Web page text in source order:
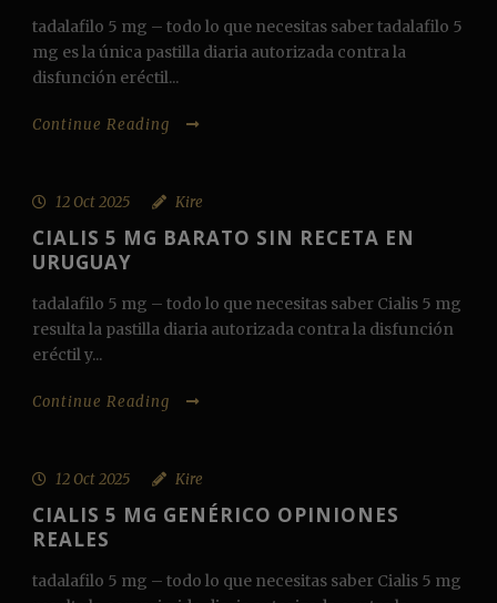
tadalafilo 5 mg – todo lo que necesitas saber tadalafilo 5
mg es la única pastilla diaria autorizada contra la
disfunción eréctil...
Continue Reading
12 Oct 2025 Kire
CIALIS 5 MG BARATO SIN RECETA EN
URUGUAY
tadalafilo 5 mg – todo lo que necesitas saber Cialis 5 mg
resulta la pastilla diaria autorizada contra la disfunción
eréctil y...
Continue Reading
12 Oct 2025 Kire
CIALIS 5 MG GENÉRICO OPINIONES
REALES
tadalafilo 5 mg – todo lo que necesitas saber Cialis 5 mg